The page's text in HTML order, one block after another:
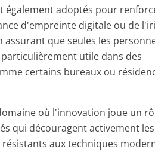
également adoptés pour
d'empreinte digitale ou de
que seules les
utile dans des
certains bureaux ou
où l'innovation joue un
qui découragent activement les
aux techniques